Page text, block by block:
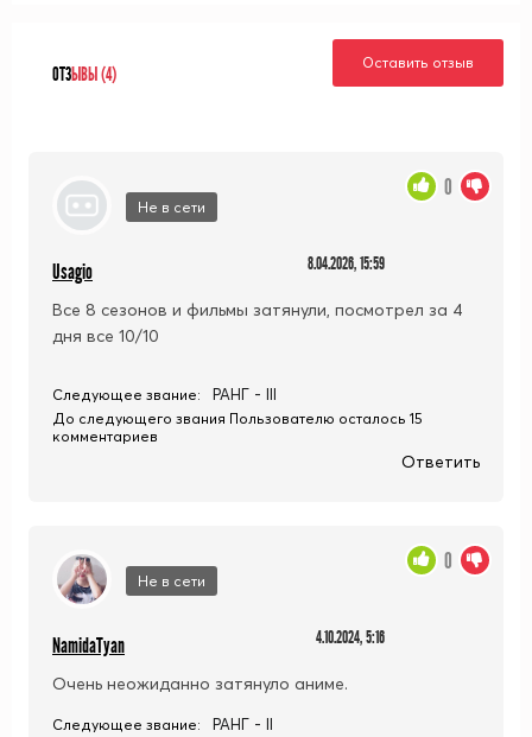
ОТЗЫВЫ (4)
Оставить отзыв
Не в сети
Usagio 8.04.2026, 15:59
Все 8 сезонов и фильмы затянули, посмотрел за 4
дня все 10/10
0
Следующее звание: РАНГ - III
До следующего звания Пользователю осталось 15
комментариев
Ответить
Не в сети
NamidaTyan 4.10.2024, 5:16
Очень неожиданно затянуло аниме.
0
Следующее звание: РАНГ - II